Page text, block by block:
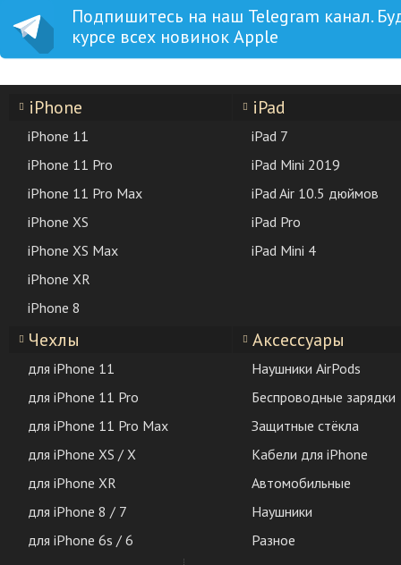
Подпишитесь на наш Telegram канал.
курсе всех новинок Apple
iPhone
iPhone 11
iPhone 11 Pro
iPhone 11 Pro Max
iPhone XS
iPhone XS Max
iPhone XR
iPhone 8
iPad
iPad 7
iPad Mini 2019
iPad Air 10.5 дюймов
iPad Pro
iPad Mini 4
Чехлы
для iPhone 11
для iPhone 11 Pro
для iPhone 11 Pro Max
для iPhone XS / X
для iPhone XR
для iPhone 8 / 7
для iPhone 6s / 6
Аксессуары
Наушники AirPods
Беспроводные зарядки
Защитные стёкла
Кабели для iPhone
Автомобильные
Наушники
Разное